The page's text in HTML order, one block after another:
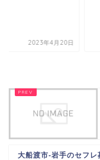
2023年4月20日
大船渡市-岩手のセフレ